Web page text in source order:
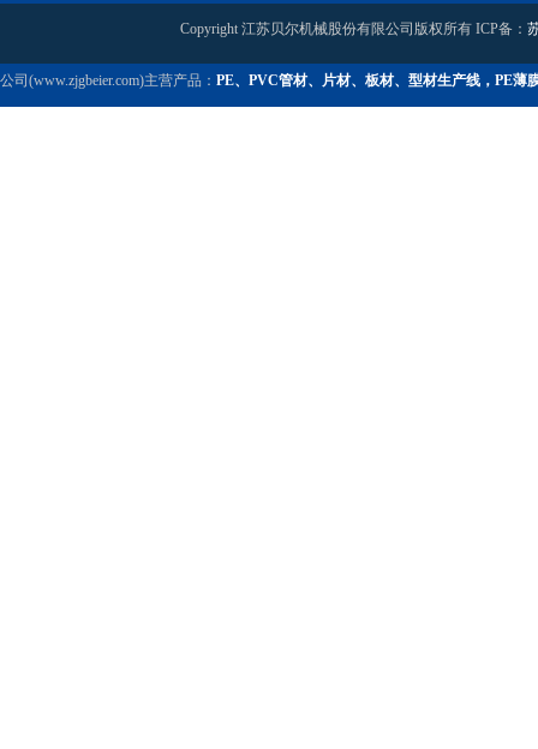
Copyright 江苏贝尔机械股份有限公司版权所有 ICP备：
公司(www.zjgbeier.com)主营产品： PE、PVC管材、片材、板材、型材生产线，PE薄